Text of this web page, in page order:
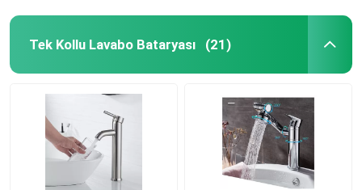
Tek Kollu Lavabo Bataryası (21)